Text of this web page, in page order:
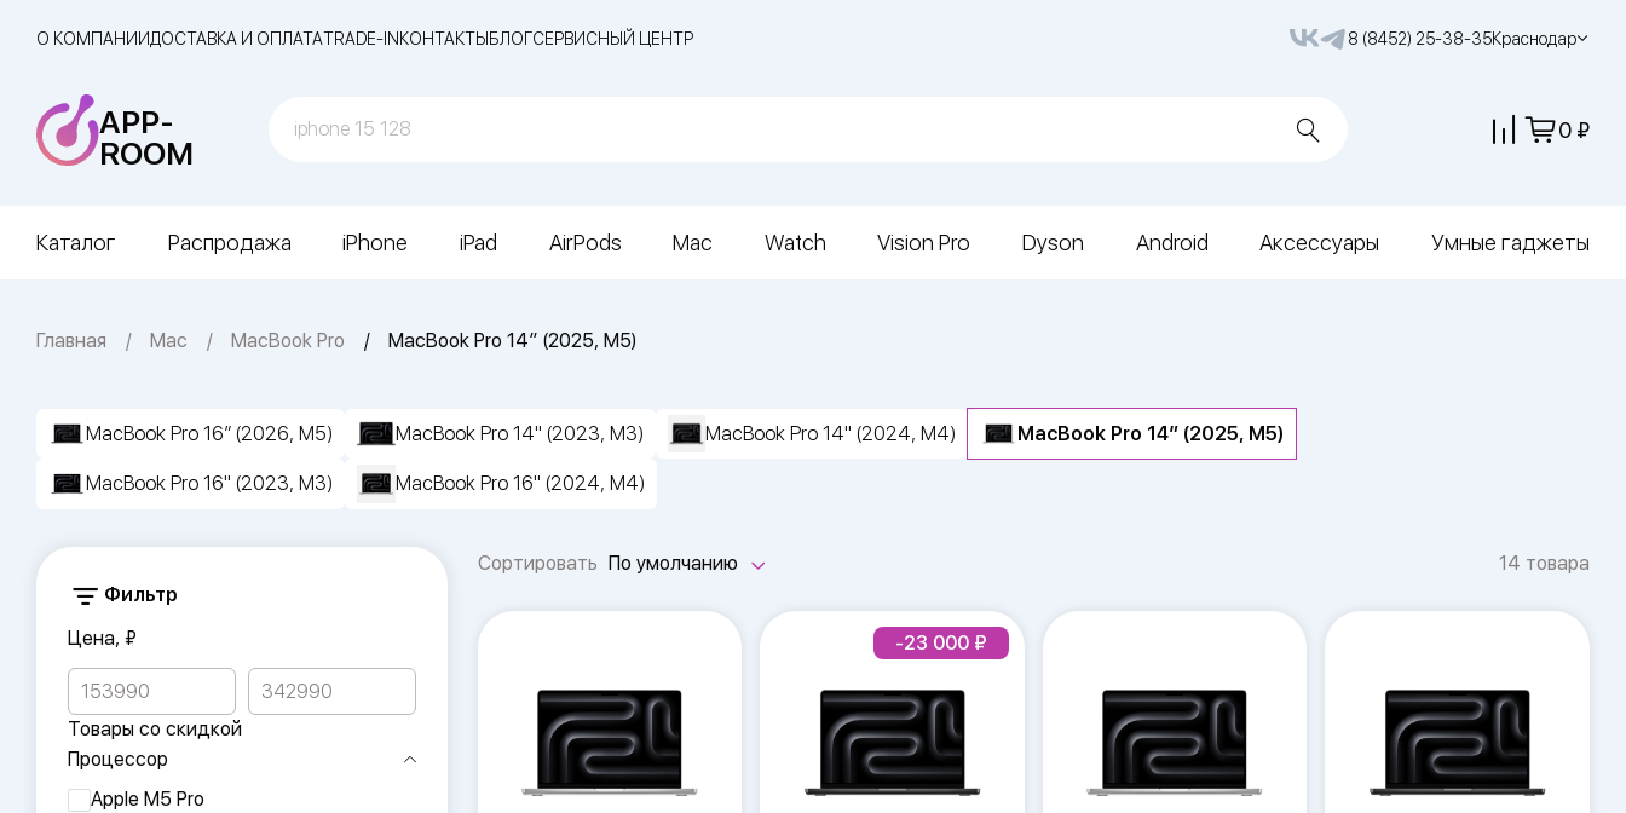
О КОМПАНИИДОСТАВКА И ОПЛАТАTRADE-INКОНТАКТЫБЛОГСЕРВИСНЫЙ ЦЕНТР 8 (8452) 25-38-35Краснодар
APP-
ROOM
0
Каталог Распродажа iPhone iPad AirPods Mac Watch Vision Pro Dyson Android Аксессуары Умные гаджеты
Главная Mac MacBook Pro MacBook Pro 14″ (2025, M5)
MacBook Pro 16″ (2026, M5) MacBook Pro 14" (2023, M3) MacBook Pro 14" (2024, M4) MacBook Pro 14″ (2025, M5)
MacBook Pro 16" (2023, M3) MacBook Pro 16" (2024, M4)
Фильтр
Цена, ₽
Товары со скидкой
Процессор
Apple M5 Pro
Сортировать По умолчанию 14 товара
-23 000